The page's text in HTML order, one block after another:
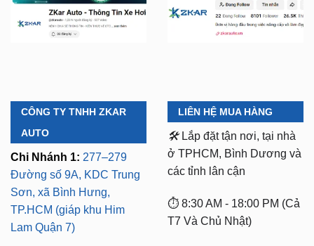
CÔNG TY TNHH ZKAR
AUTO
Chi Nhánh 1: 277–279
Đường số 9A, KDC Trung
Sơn, xã Bình Hưng,
TP.HCM (giáp khu Him
Lam Quận 7)
LIÊN HỆ MUA HÀNG
🛠️ Lắp đặt tận nơi, tại nhà
ở TPHCM, Bình Dương và
các tỉnh lân cận
⏱️ 8:30 AM - 18:00 PM (Cả
T7 Và Chủ Nhật)